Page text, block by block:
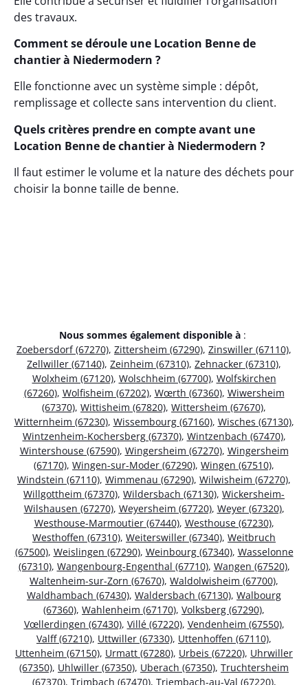
des travaux.
Comment se déroule une Location Benne de
chantier à Niedermodern ?
Elle fonctionne avec un système simple : dépôt,
remplissage et collecte sans intervention du client.
Quels critères prendre en compte avant une
Location Benne de chantier à Niedermodern ?
Il faut estimer le volume et la nature des déchets pour
choisir la bonne taille de benne.
Nous sommes également disponible à :
Zoebersdorf (67270), Zittersheim (67290), Zinswiller (67110),
Zellwiller (67140), Zeinheim (67310), Zehnacker (67310),
Wolxheim (67120), Wolschheim (67700), Wolfskirchen
(67260), Wolfisheim (67202), Wœrth (67360), Wiwersheim
(67370), Wittisheim (67820), Wittersheim (67670),
Witternheim (67230), Wissembourg (67160), Wisches (67130),
Wintzenheim-Kochersberg (67370), Wintzenbach (67470),
Wintershouse (67590), Wingersheim (67270), Wingersheim
(67170), Wingen-sur-Moder (67290), Wingen (67510),
Windstein (67110), Wimmenau (67290), Wilwisheim (67270),
Willgottheim (67370), Wildersbach (67130), Wickersheim-
Wilshausen (67270), Weyersheim (67720), Weyer (67320),
Westhouse-Marmoutier (67440), Westhouse (67230),
Westhoffen (67310), Weiterswiller (67340), Weitbruch
(67500), Weislingen (67290), Weinbourg (67340), Wasselonne
(67310), Wangenbourg-Engenthal (67710), Wangen (67520),
Waltenheim-sur-Zorn (67670), Waldolwisheim (67700),
Waldhambach (67430), Waldersbach (67130), Walbourg
(67360), Wahlenheim (67170), Volksberg (67290),
Vœllerdingen (67430), Villé (67220), Vendenheim (67550),
Valff (67210), Uttwiller (67330), Uttenhoffen (67110),
Uttenheim (67150), Urmatt (67280), Urbeis (67220), Uhrwiller
(67350), Uhlwiller (67350), Uberach (67350), Truchtersheim
(67370), Trimbach (67470), Triembach-au-Val (67220),